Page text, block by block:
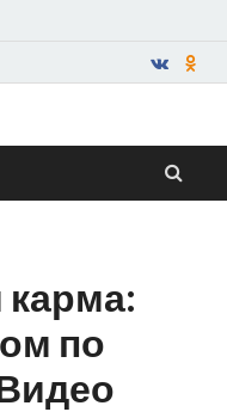
—
по